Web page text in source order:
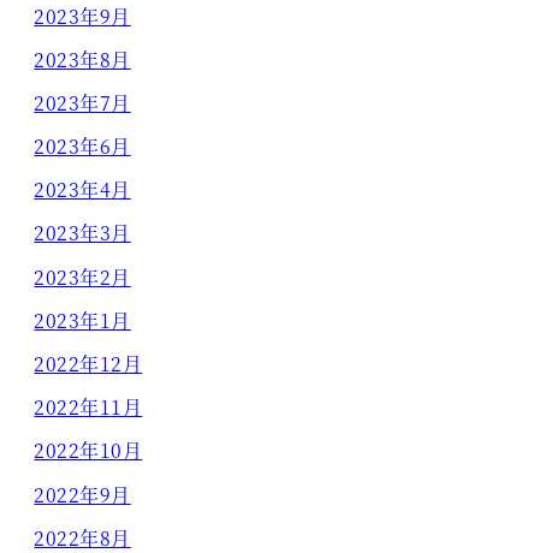
2023年9月
2023年8月
2023年7月
2023年6月
2023年4月
2023年3月
2023年2月
2023年1月
2022年12月
2022年11月
2022年10月
2022年9月
2022年8月